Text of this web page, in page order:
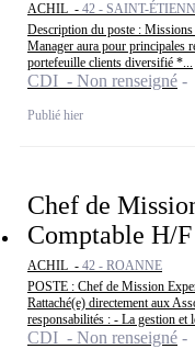
ACHIL - 42 - SAINT-
Description du poste : Missions
Manager aura pour principales
portefeuille clients diversifié *...
CDI - Non renseigné
Publié hier
Chef de
Comptable H/F
ACHIL - 42 - ROANNE
POSTE : Chef de Mission
Rattaché(e) directement aux
responsabilités : - La gestion et
CDI - Non renseigné